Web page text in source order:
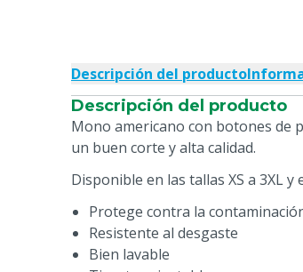
Descripción del producto
Descripción del producto
Mono americano con botones de
un buen corte y alta calidad.
Disponible en las tallas XS a 3XL
Protege contra la
Resistente al desgaste
Bien lavable